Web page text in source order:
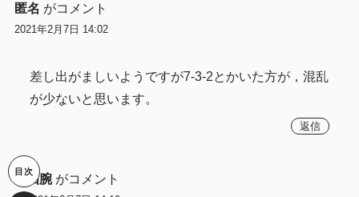
匿名 がコメント
2021年2月7日 14:02
差し出がましいようですが7-3-2とかいた方が，混乱
が少ないと思います。
返信
四腕 がコメント